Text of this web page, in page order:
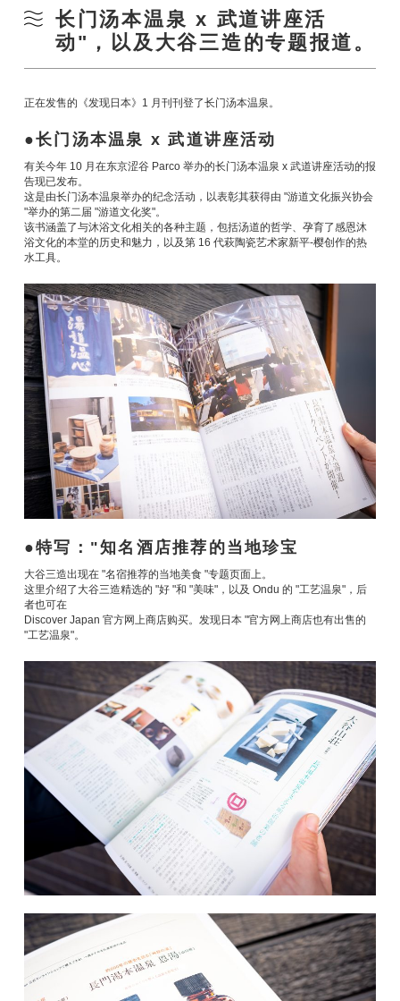
长门汤本温泉 x 武道讲座活
动"，以及大谷三造的专题报道。
正在发售的《发现日本》1 月刊刊登了长门汤本温泉。
长门汤本温泉 x 武道讲座活动
有关今年 10 月在东京涩谷 Parco 举办的长门汤本温泉 x 武道讲座活动的报
告现已发布。
这是由长门汤本温泉举办的纪念活动，以表彰其获得由 "游道文化振兴协会
"举办的第二届 "游道文化奖"。
该书涵盖了与沐浴文化相关的各种主题，包括汤道的哲学、孕育了感恩沐
浴文化的本堂的历史和魅力，以及第 16 代萩陶瓷艺术家新平-樱创作的热
水工具。
特写："知名酒店推荐的当地珍宝
大谷三造出现在 "名宿推荐的当地美食 "专题页面上。
这里介绍了大谷三造精选的 "好 "和 "美味"，以及 Ondu 的 "工艺温泉"，后
者也可在
Discover Japan 官方网上商店购买。发现日本 "官方网上商店也有出售的
"工艺温泉"。